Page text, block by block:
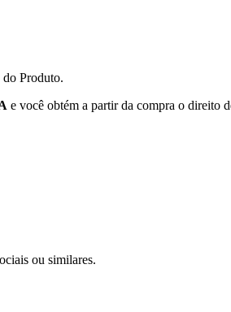
Produto.
e você obtém a partir da compra o direito
ou similares.